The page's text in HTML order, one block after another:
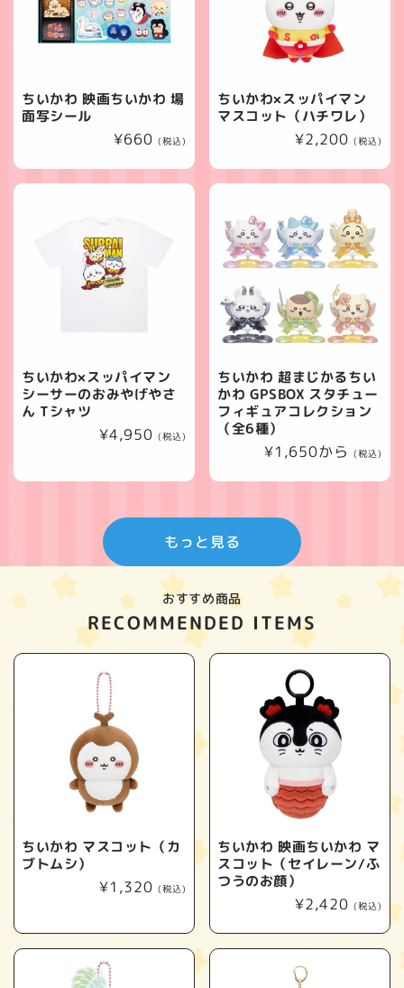
ちいかわ 映画ちいかわ 場
面写シール
通
価
¥660 (税込)
ちいかわ×スッパイマン
マスコット（ハチワレ）
通
価
¥2,200 (税込)
ちいかわ×スッパイマン
シーサーのおみやげやさ
ん Tシャツ
通
¥4,950 (税込)
ちいかわ 超まじかるちい
かわ GPSBOX スタチュー
フィギュアコレクション
（全6種）
通
¥1,650から (税込)
もっと見る
おすすめ商品
RECOMMENDED ITEMS
ちいかわ マスコット（カ
ブトムシ）
通
格
¥1,320 (税込)
ちいかわ 映画ちいかわ マ
スコット（セイレーン/ふ
つうのお顔）
通
価
格
¥2,420 (税込)